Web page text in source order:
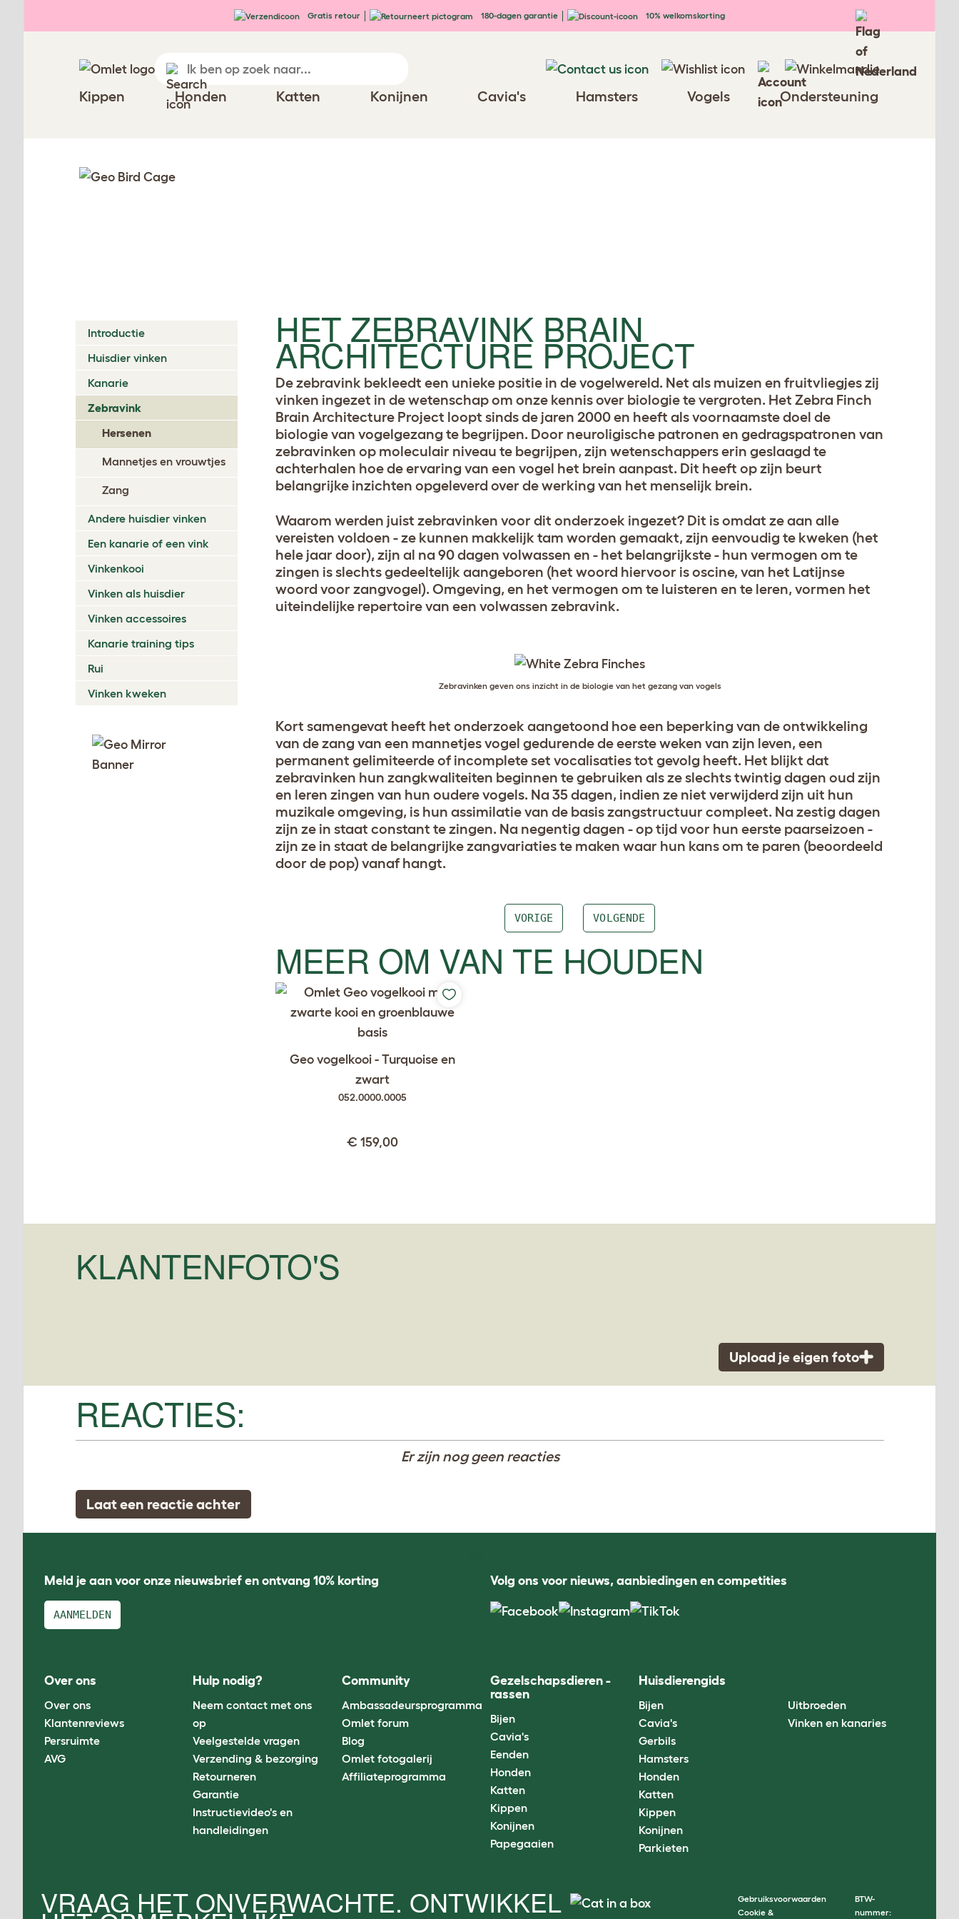
Gratis retour 180-dagen garantie 10% welkomskorting
Kippen Honden Katten Konijnen Cavia's Hamsters Vogels Ondersteuning
Introductie
Huisdier vinken
Kanarie
Zebravink
Hersenen
Mannetjes en vrouwtjes
Zang
Andere huisdier vinken
Een kanarie of een vink
Vinkenkooi
Vinken als huisdier
Vinken accessoires
Kanarie training tips
Rui
Vinken kweken
HET ZEBRAVINK BRAIN
ARCHITECTURE PROJECT
De zebravink bekleedt een unieke positie in de vogelwereld. Net als muizen en fruitvliegjes zij
vinken ingezet in de wetenschap om onze kennis over biologie te vergroten. Het Zebra Finch
Brain Architecture Project loopt sinds de jaren 2000 en heeft als voornaamste doel de
biologie van vogelgezang te begrijpen. Door neuroligische patronen en gedragspatronen van
zebravinken op moleculair niveau te begrijpen, zijn wetenschappers erin geslaagd te
achterhalen hoe de ervaring van een vogel het brein aanpast. Dit heeft op zijn beurt
belangrijke inzichten opgeleverd over de werking van het menselijk brein.
Waarom werden juist zebravinken voor dit onderzoek ingezet? Dit is omdat ze aan alle
vereisten voldoen - ze kunnen makkelijk tam worden gemaakt, zijn eenvoudig te kweken (het
hele jaar door), zijn al na 90 dagen volwassen en - het belangrijkste - hun vermogen om te
zingen is slechts gedeeltelijk aangeboren (het woord hiervoor is oscine, van het Latijnse
woord voor zangvogel). Omgeving, en het vermogen om te luisteren en te leren, vormen het
uiteindelijke repertoire van een volwassen zebravink.
Zebravinken geven ons inzicht in de biologie van het gezang van vogels
Kort samengevat heeft het onderzoek aangetoond hoe een beperking van de ontwikkeling
van de zang van een mannetjes vogel gedurende de eerste weken van zijn leven, een
permanent gelimiteerde of incomplete set vocalisaties tot gevolg heeft. Het blijkt dat
zebravinken hun zangkwaliteiten beginnen te gebruiken als ze slechts twintig dagen oud zijn
en leren zingen van hun oudere vogels. Na 35 dagen, indien ze niet verwijderd zijn uit hun
muzikale omgeving, is hun assimilatie van de basis zangstructuur compleet. Na zestig dagen
zijn ze in staat constant te zingen. Na negentig dagen - op tijd voor hun eerste paarseizoen -
zijn ze in staat de belangrijke zangvariaties te maken waar hun kans om te paren (beoordeeld
door de pop) vanaf hangt.
VORIGE VOLGENDE
MEER OM VAN TE HOUDEN
Geo vogelkooi - Turquoise en
zwart
052.0000.0005
€ 159,00
KLANTENFOTO'S
Upload je eigen foto
REACTIES:
Er zijn nog geen reacties
Laat een reactie achter
Meld je aan voor onze nieuwsbrief en ontvang 10% korting
AANMELDEN
Volg ons voor nieuws, aanbiedingen en competities
Over ons
Over ons
Klantenreviews
Persruimte
AVG
Hulp nodig?
Neem contact met ons
op
Veelgestelde vragen
Verzending & bezorging
Retourneren
Garantie
Instructievideo's en
handleidingen
Community
Ambassadeursprogramma
Omlet forum
Blog
Omlet fotogalerij
Affiliateprogramma
Gezelschapsdieren -
rassen
Bijen
Cavia's
Eenden
Honden
Katten
Kippen
Konijnen
Papegaaien
Huisdierengids
Bijen
Cavia's
Gerbils
Hamsters
Honden
Katten
Kippen
Konijnen
Parkieten
Uitbroeden
Vinken en kanaries
VRAAG HET ONVERWACHTE. ONTWIKKEL
Gebruiksvoorwaarden
Cookie &
BTW-
nummer: